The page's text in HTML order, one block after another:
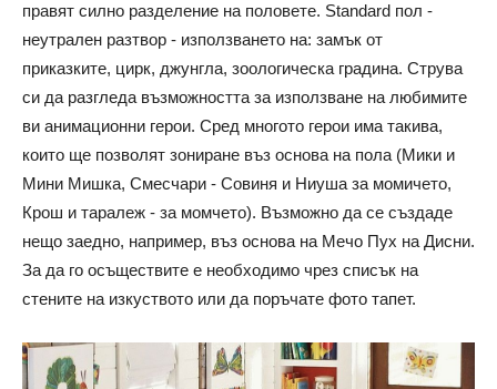
правят силно разделение на половете. Standard пол -
неутрален разтвор - използването на: замък от
приказките, цирк, джунгла, зоологическа градина. Струва
си да разгледа възможността за използване на любимите
ви анимационни герои. Сред многото герои има такива,
които ще позволят зониране въз основа на пола (Мики и
Мини Мишка, Смесчари - Совиня и Ниуша за момичето,
Крош и таралеж - за момчето). Възможно да се създаде
нещо заедно, например, въз основа на Мечо Пух на Дисни.
За да го осъществите е необходимо чрез списък на
стените на изкуството или да поръчате фото тапет.